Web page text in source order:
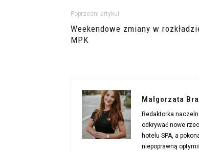
Poprzedni artykuł
Weekendowe zmiany w
MPK
Małgorzata
Redaktorka
odkrywać nowe
hotelu SPA, a
niepoprawną